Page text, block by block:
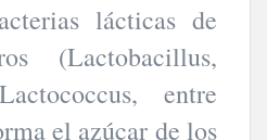
lácticas de
(Lactobacillus,
entre
el azúcar de los